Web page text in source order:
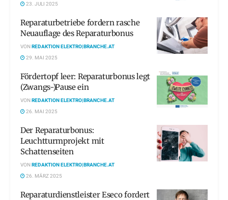
23. JULI 2025
Reparaturbetriebe fordern rasche
Neuauflage des Reparaturbonus
VONREDAKTION ELEKTRO|BRANCHE.AT
29. MAI 2025
Fördertopf leer: Reparaturbonus legt
(Zwangs-)Pause ein
VONREDAKTION ELEKTRO|BRANCHE.AT
26. MAI 2025
Der Reparaturbonus:
Leuchtturmprojekt mit
Schattenseiten
VONREDAKTION ELEKTRO|BRANCHE.AT
26. MÄRZ 2025
Reparaturdienstleister Eseco fordert